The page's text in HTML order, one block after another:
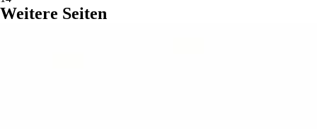
Weitere Seiten